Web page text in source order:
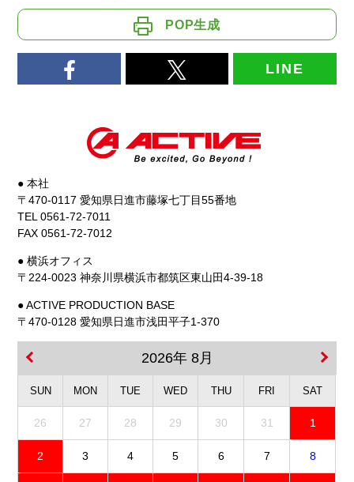
POP生成
LINE
● 本社
〒470-0117 愛知県日進市藤塚七丁目55番地
TEL 0561-72-7011
FAX 0561-72-7012
● 横浜オフィス
〒224-0023 神奈川県横浜市都筑区東山田4-39-18
● ACTIVE PRODUCTION BASE
〒470-0128 愛知県日進市浅田平子1-370
2026年 8月
SUN MON TUE WED THU FRI SAT
26 27 28 29 30 31 1
2 3 4 5 6 7 8